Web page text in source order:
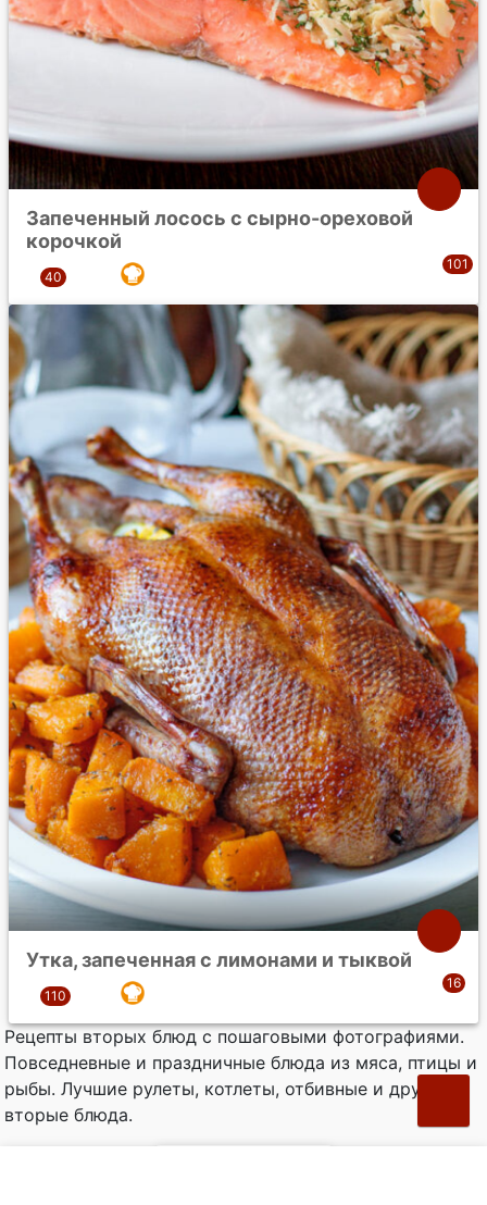
Запеченный лосось с сырно-ореховой
корочкой
Утка, запеченная с лимонами и тыквой
Рецепты вторых блюд с пошаговыми фотографиями.
Повседневные и праздничные блюда из мяса, птицы и
рыбы. Лучшие рулеты, котлеты, отбивные и другие
вторые блюда.